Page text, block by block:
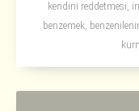
kendini reddetmesi,
benzemek,